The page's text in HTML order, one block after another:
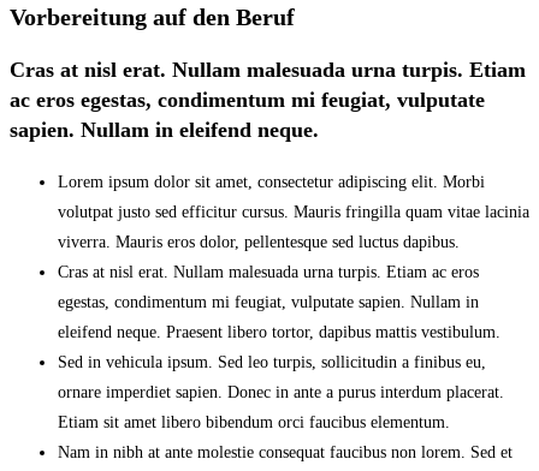
Vorbereitung auf den Beruf
Cras at nisl erat. Nullam malesuada urna turpis. Etiam
ac eros egestas, condimentum mi feugiat, vulputate
sapien. Nullam in eleifend neque.
Lorem ipsum dolor sit amet, consectetur adipiscing elit. Morbi
volutpat justo sed efficitur cursus. Mauris fringilla quam vitae lacinia
viverra. Mauris eros dolor, pellentesque sed luctus dapibus.
Cras at nisl erat. Nullam malesuada urna turpis. Etiam ac eros
egestas, condimentum mi feugiat, vulputate sapien. Nullam in
eleifend neque. Praesent libero tortor, dapibus mattis vestibulum.
Sed in vehicula ipsum. Sed leo turpis, sollicitudin a finibus eu,
ornare imperdiet sapien. Donec in ante a purus interdum placerat.
Etiam sit amet libero bibendum orci faucibus elementum.
Nam in nibh at ante molestie consequat faucibus non lorem. Sed et